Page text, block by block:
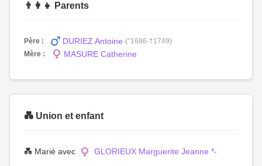
👨‍👩‍👧 Parents
Père : DURIEZ Antoine (°1686-†1749)
Mère :
MASURE Catherine
💑 Union et enfant
💑 Marié avec GLORIEUX Marguerite Jeanne *-